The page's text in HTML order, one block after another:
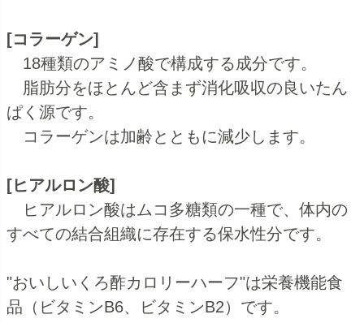
[コラーゲン]
18種類のアミノ酸で構成する成分です。
脂肪分をほとんど含まず消化吸収の良いたん
ぱく源です。
コラーゲンは加齢とともに減少します。
[ヒアルロン酸]
ヒアルロン酸はムコ多糖類の一種で、体内の
すべての結合組織に存在する保水性分です。
"おいしいくろ酢カロリーハーフ"は栄養機能食
品（ビタミンB6、ビタミンB2）です。